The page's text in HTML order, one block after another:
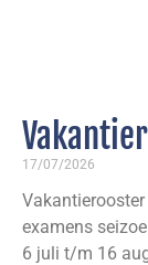
Seizoen
17/07/2026
examens
6 juli t/m 16